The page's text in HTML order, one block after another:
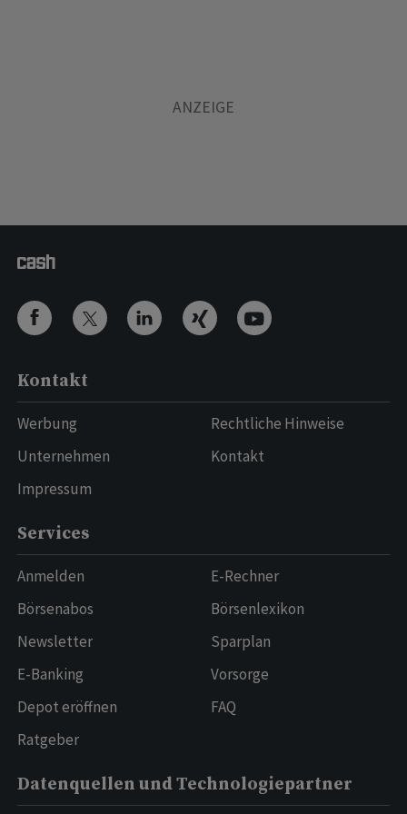
Kontakt
Werbung
Unternehmen
Impressum
Rechtliche Hinweise
Kontakt
Services
Anmelden
Börsenabos
Newsletter
E-Banking
Depot eröffnen
Ratgeber
E-Rechner
Börsenlexikon
Sparplan
Vorsorge
FAQ
Datenquellen und Technologiepartner